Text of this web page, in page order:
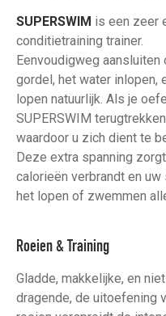
SUPERSWIM is een zeer
conditietraining trainer.
Eenvoudigweg aansluiten
gordel, het water inlopen,
lopen natuurlijk. Als je
SUPERSWIM
waardoor u zich dient te
Deze extra spanning
calorieën verbrandt en
het lopen of zwemmen
Roeien & Training
Gladde, makkelijke, en
dragende, de uitoefening